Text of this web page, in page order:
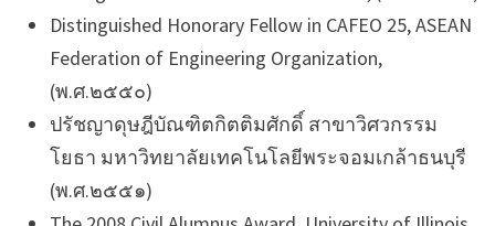
Distinguished Honorary Fellow in CAFEO 25, ASEAN
Federation of Engineering Organization,
(พ.ศ.๒๕๕๐)
ปรัชญาดุษฎีบัณฑิตกิตติมศักดิ์ สาขาวิศวกรรม
โยธา มหาวิทยาลัยเทคโนโลยีพระจอมเกล้าธนบุรี
(พ.ศ.๒๕๕๑)